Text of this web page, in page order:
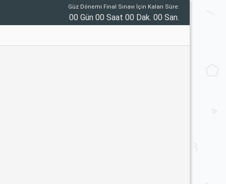
Güz Dönemi Final Sınavı İçin Kalan Süre:
00 Gün 00 Saat 00 Dak. 00 San.